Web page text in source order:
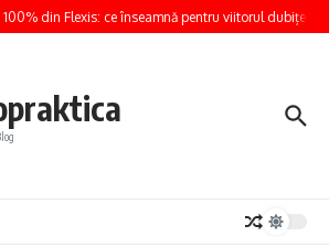
din Flexis: ce înseamnă pentru viitorul dubițelor